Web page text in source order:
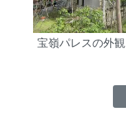
宝嶺パレスの外観